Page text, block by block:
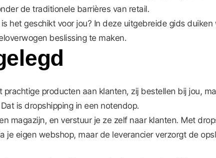
de traditionele barrières van retail.
het geschikt voor jou? In deze uitgebreide gids
beslissing te maken.
producten aan klanten, zij bestellen bij jou,
is dropshipping in een notendop.
magazijn, en verstuur je ze zelf naar klanten. Met
eigen webshop, maar de leverancier verzorgt de